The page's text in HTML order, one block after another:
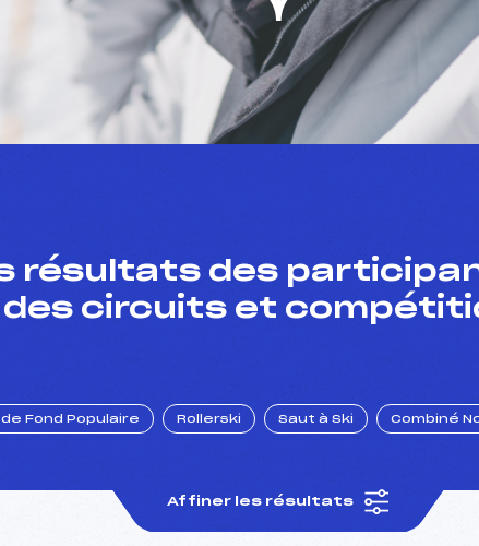
résultats des
des circuits et
de Fond Populaire Rollerski Saut à Ski Combiné
Affiner les résultats